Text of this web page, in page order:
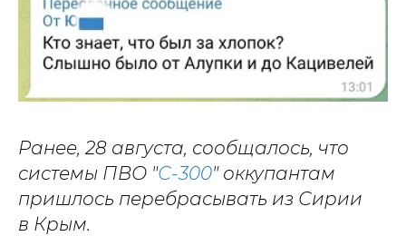
Ранее, 28 августа, сообщалось, что
системы ПВО "С-300" оккупантам
пришлось перебрасывать из Сирии
в Крым.